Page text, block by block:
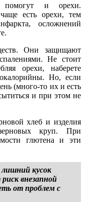
помогут и орехи.
есть орехи, тем
осложнений
Они защищают
Не стоит
орехи, наберете
Но, если
(много-то их и есть
и при этом не
хлеб и изделия
круп. При
глютена и эти
кусок
внезапной
от проблем с